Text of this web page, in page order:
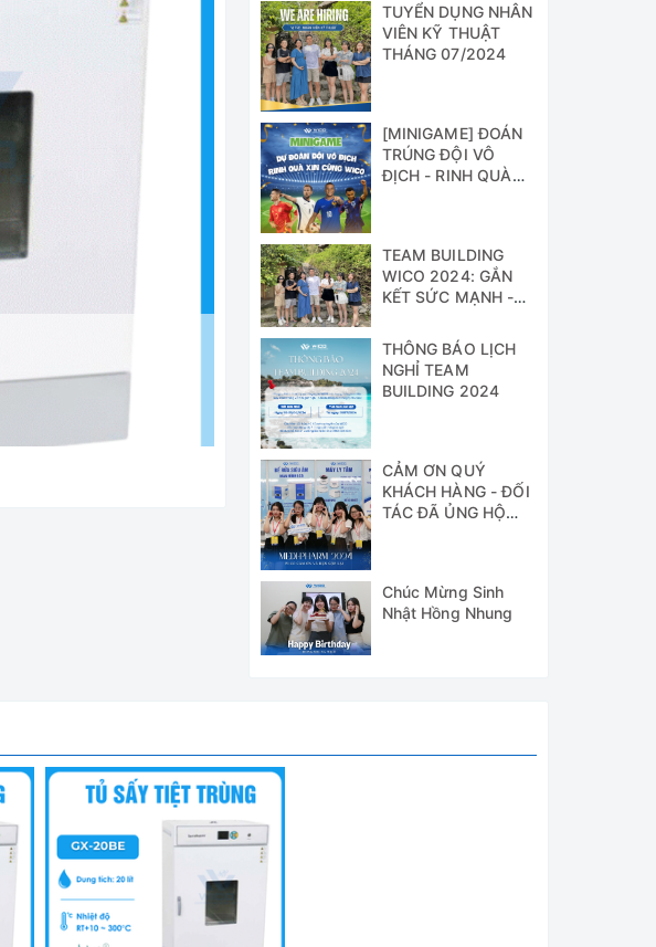
kế mới, tối ưu về chất
thí nghiệm của các doanh
ô kính:
trình phun tĩnh điện. Nó có
TUYỂN DỤNG NHÂN
VIÊN KỸ THUẬT
THÁNG 07/2024
[MINIGAME] ĐOÁN
TRÚNG ĐỘI VÔ
ĐỊCH - RINH QUÀ
TEAM BUILDING
WICO 2024: GẮN
KẾT SỨC MẠNH -
THÀNH CÔNG
THÔNG BÁO LỊCH
NGHỈ TEAM
BUILDING 2024
CẢM ƠN QUÝ
KHÁCH HÀNG - ĐỐI
TÁC ĐÃ ỦNG HỘ
Chúc Mừng Sinh
Nhật Hồng Nhung